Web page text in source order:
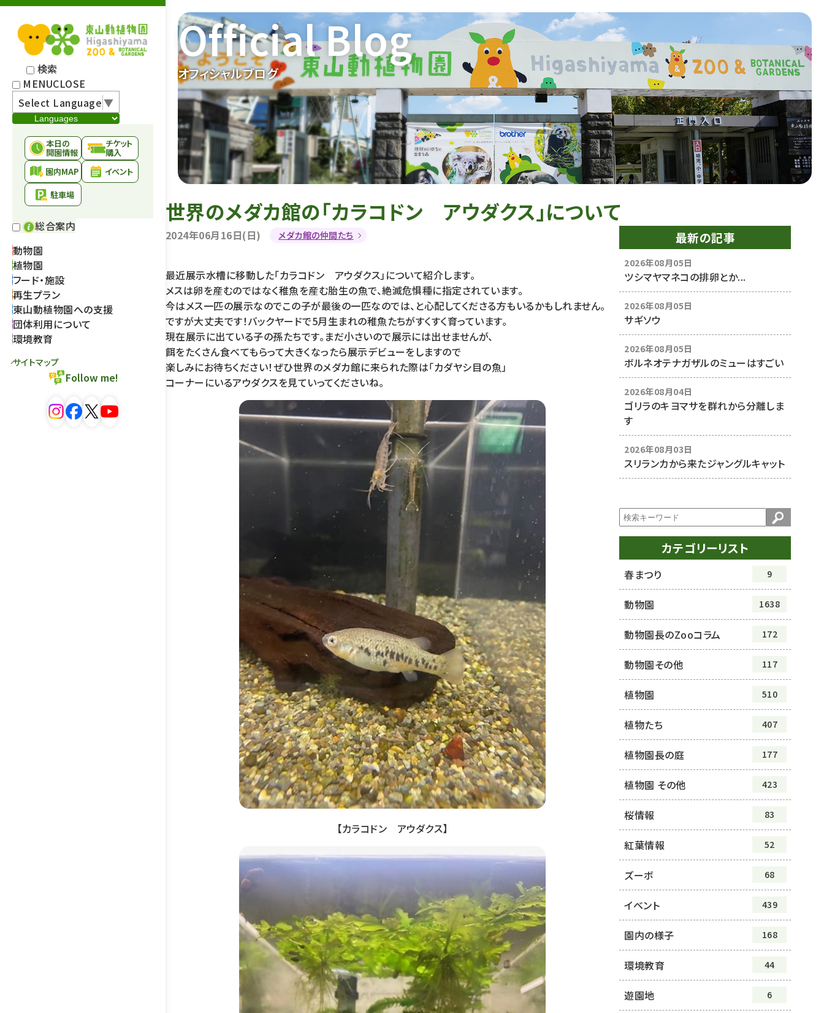
検索
MENUCLOSE
Select Language▼
本日の
開園情報
チケット
購入
園内MAP
イベント
駐車場
総合案内
動物園
植物園
フード・施設
再生プラン
東山動植物園への支援
団体利用について
環境教育
サイトマップ
Follow me!
オフィシャルブログ
Official Blog
世界のメダカ館の「カラコドン アウダクス」について
2024年06月16日(日) メダカ館の仲間たち
最近展示水槽に移動した「カラコドン アウダクス」について紹介します。
メスは卵を産むのではなく稚魚を産む胎生の魚で、絶滅危惧種に指定されています。
今はメス一匹の展示なのでこの子が最後の一匹なのでは、と心配してくださる方もいるかもしれません。
ですが大丈夫です！バックヤードで5月生まれの稚魚たちがすくすく育っています。
現在展示に出ている子の孫たちです。まだ小さいので展示には出せませんが、
餌をたくさん食べてもらって大きくなったら展示デビューをしますので
楽しみにお待ちください！ぜひ世界のメダカ館に来られた際は「カダヤシ目の魚」
コーナーにいるアウダクスを見ていってくださいね。
【カラコドン アウダクス】
最新の記事
2026年08月05日
ツシマヤマネコの排卵とか...
2026年08月05日
サギソウ
2026年08月05日
ボルネオテナガザルのミューはすごい
2026年08月04日
ゴリラのキヨマサを群れから分離しま
す
2026年08月03日
スリランカから来たジャングルキャット
カテゴリーリスト
春まつり 9
動物園 1638
動物園長のZooコラム 172
動物園その他 117
植物園 510
植物たち 407
植物園長の庭 177
植物園 その他 423
桜情報 83
紅葉情報 52
ズーボ 68
イベント 439
園内の様子 168
環境教育 44
遊園地 6